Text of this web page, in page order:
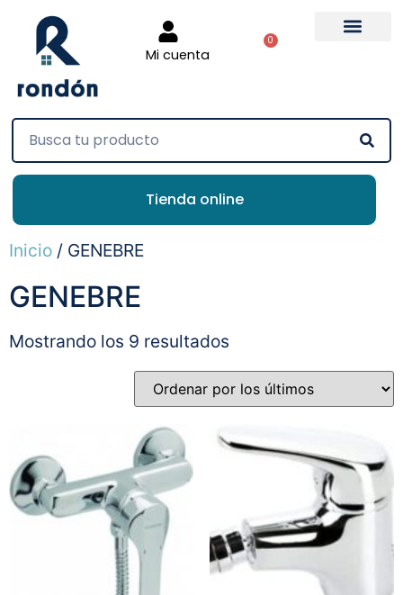
Mi cuenta
0
Tienda online
Inicio / GENEBRE
GENEBRE
Mostrando los 9 resultados